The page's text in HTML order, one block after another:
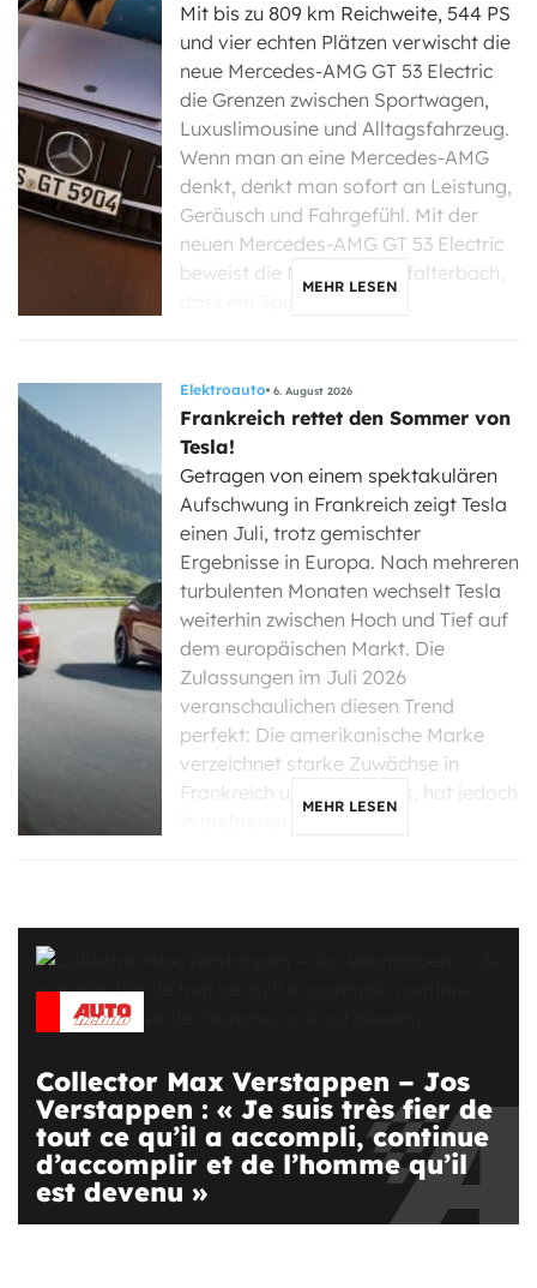
Mit bis zu 809 km Reichweite, 544 PS
und vier echten Plätzen verwischt die
neue Mercedes-AMG GT 53 Electric
die Grenzen zwischen Sportwagen,
Luxuslimousine und Alltagsfahrzeug.
Wenn man an eine Mercedes-AMG
denkt, denkt man sofort an Leistung,
Geräusch und Fahrgefühl. Mit der
neuen Mercedes-AMG GT 53 Electric
beweist die Marke aus Affalterbach,
MEHR LESEN
Elektroauto 6. August 2026
Frankreich rettet den Sommer von
Tesla!
Getragen von einem spektakulären
Aufschwung in Frankreich zeigt Tesla
einen Juli, trotz gemischter
Ergebnisse in Europa. Nach mehreren
turbulenten Monaten wechselt Tesla
weiterhin zwischen Hoch und Tief auf
dem europäischen Markt. Die
Zulassungen im Juli 2026
veranschaulichen diesen Trend
perfekt: Die amerikanische Marke
verzeichnet starke Zuwächse in
Frankreich und Dänemark, hat jedoch
MEHR LESEN
Collector Max Verstappen – Jos
Verstappen : « Je suis très fier de
tout ce qu’il a accompli, continue
d’accomplir et de l’homme qu’il
est devenu »